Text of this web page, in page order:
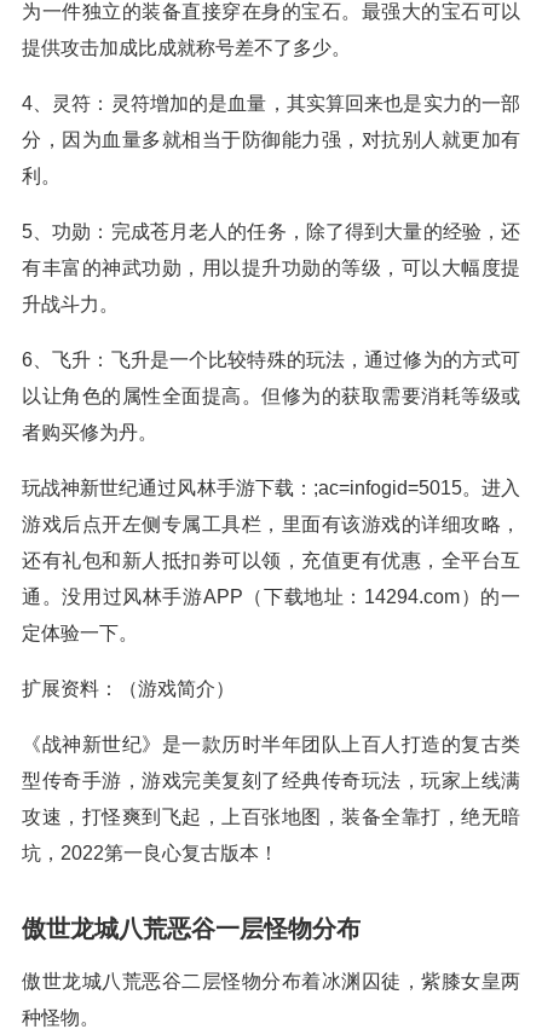
为一件独立的装备直接穿在身的宝石。最强大的宝石可以
提供攻击加成比成就称号差不了多少。
4、灵符：灵符增加的是血量，其实算回来也是实力的一部
分，因为血量多就相当于防御能力强，对抗别人就更加有
利。
5、功勋：完成苍月老人的任务，除了得到大量的经验，还
有丰富的神武功勋，用以提升功勋的等级，可以大幅度提
升战斗力。
6、飞升：飞升是一个比较特殊的玩法，通过修为的方式可
以让角色的属性全面提高。但修为的获取需要消耗等级或
者购买修为丹。
玩战神新世纪通过风林手游下载：;ac=infogid=5015。进入
游戏后点开左侧专属工具栏，里面有该游戏的详细攻略，
还有礼包和新人抵扣劵可以领，充值更有优惠，全平台互
通。没用过风林手游APP（下载地址：14294.com）的一
定体验一下。
扩展资料：（游戏简介）
《战神新世纪》是一款历时半年团队上百人打造的复古类
型传奇手游，游戏完美复刻了经典传奇玩法，玩家上线满
攻速，打怪爽到飞起，上百张地图，装备全靠打，绝无暗
坑，2022第一良心复古版本！
傲世龙城八荒恶谷一层怪物分布
傲世龙城八荒恶谷二层怪物分布着冰渊囚徒，紫膝女皇两
种怪物。